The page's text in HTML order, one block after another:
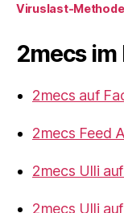
Viruslast-Methode
2mecs
2mecs auf
2mecs Feed
2mecs Ulli
2mecs Ulli